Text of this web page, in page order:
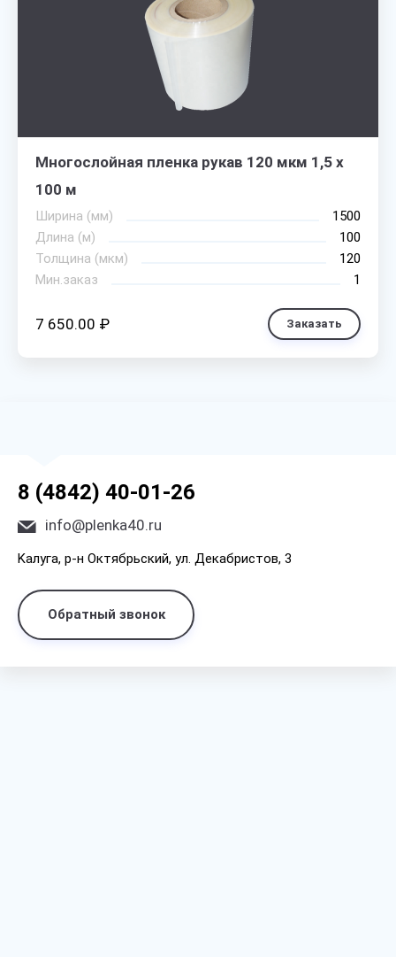
Многослойная пленка рукав 120 мкм 1,5 х
100 м
Ширина (мм)
1500
Длина (м)
100
Толщина (мкм)
120
Мин.заказ
1
7 650.00 ₽ Заказать
8 (4842) 40-01-26
info@plenka40.ru
Kaлyгa, p-н Oктябpьcкий, yл. Дeкaбpиcтoв, 3
Обратный звонок